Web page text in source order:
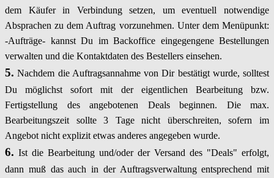
dem Käufer in Verbindung setzen, um eventuell notwendige
Absprachen zu dem Auftrag vorzunehmen. Unter dem Menüpunkt:
-Aufträge- kannst Du im Backoffice eingegengene Bestellungen
verwalten und die Kontaktdaten des Bestellers einsehen.
5. Nachdem die Auftragsannahme von Dir bestätigt wurde, solltest
Du möglichst sofort mit der eigentlichen Bearbeitung bzw.
Fertigstellung des angebotenen Deals beginnen. Die max.
Bearbeitungszeit sollte 3 Tage nicht überschreiten, sofern im
Angebot nicht explizit etwas anderes angegeben wurde.
6. Ist die Bearbeitung und/oder der Versand des "Deals" erfolgt,
dann muß das auch in der Auftragsverwaltung entsprechend mit